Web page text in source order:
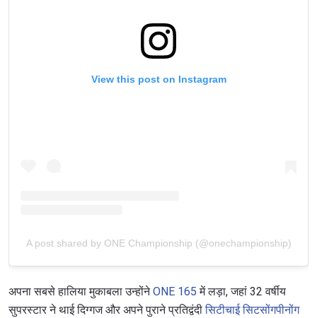
View this post on Instagram
A post shared by ONE Championship (@onechampionship)
अपना सबसे हालिया मुकाबला उन्होंनेONE 165 में लड़ा, जहां 32 वर्षीय
सुपरस्टार ने थाई दिग्गज और अपने पुराने प्रतिद्वंदीसिटीचाई सिटसोंगपीनोंग